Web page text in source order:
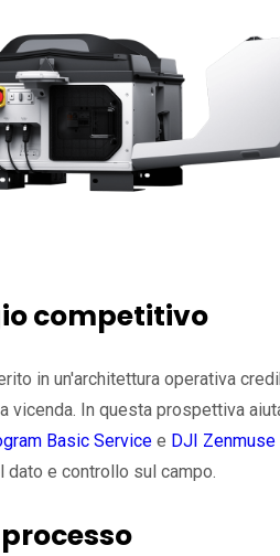
competitivo
in un'architettura operativa
vicenda. In questa prospettiva
Basic Servicee DJI
e controllo sul campo.